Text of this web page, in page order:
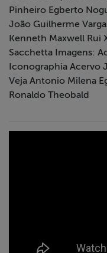
Pinheiro Egberto
João Guilherme
Kenneth Maxwell Rui
Sacchetta Imagens:
Iconographia Acervo
Veja Antonio Milena
Ronaldo Theobald